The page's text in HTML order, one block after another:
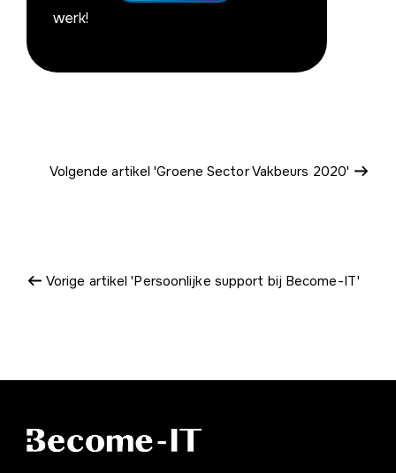
werk!
Volgende artikel 'Groene Sector Vakbeurs 2020'
Vorige artikel 'Persoonlijke support bij Become-IT'